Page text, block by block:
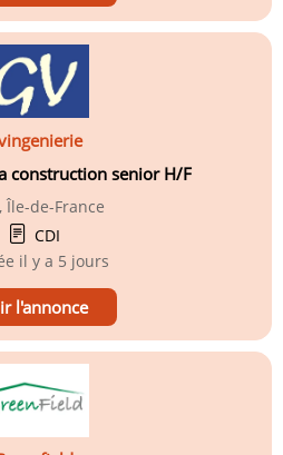
construction senior H/F
Île-de-France
CDI
il y a 5 jours
l'annonce